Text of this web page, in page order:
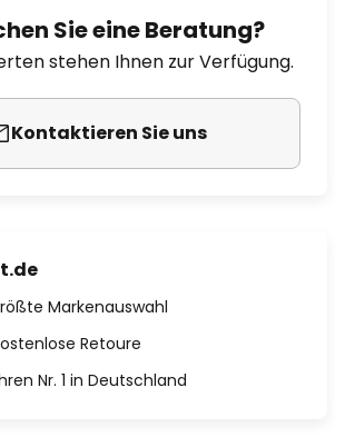
Sie eine Beratung?
stehen Ihnen zur Verfügung.
Kontaktieren Sie uns
Markenauswahl
Retoure
Nr. 1 in Deutschland